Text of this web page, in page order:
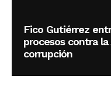
Fico Gutiérrez
procesos contra
corrupción